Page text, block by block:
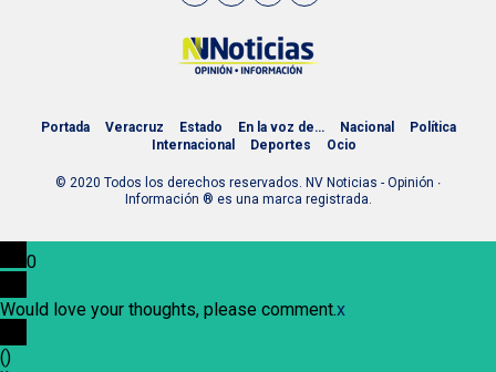
Portada Veracruz Estado En la voz de… Nacional
Política
Internacional
Deportes Ocio
© 2020 Todos los derechos reservados. NV Noticias - Opinión ∙
Información ® es una marca registrada.
0
Would love your thoughts, please comment.x
()